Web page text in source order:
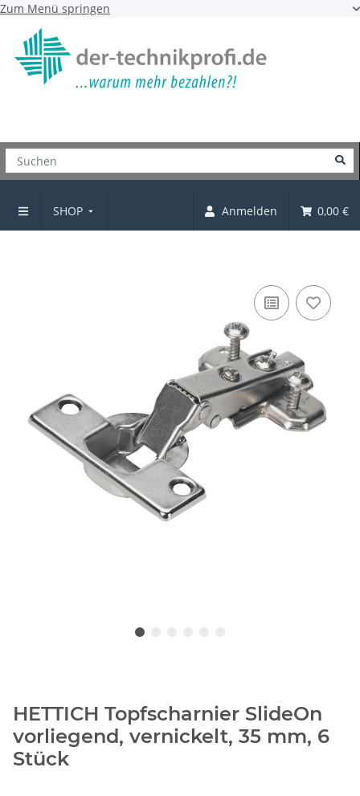
Zum Menü springen
SHOP Anmelden 0,00 €
Topfscharnier
HETTICH Topfscharnier SlideOn
vorliegend, vernickelt, 35 mm, 6
Stück